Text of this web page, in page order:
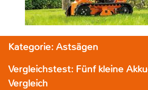
Kategorie: Astsägen
Vergleichstest: Fünf kleine
Vergleich